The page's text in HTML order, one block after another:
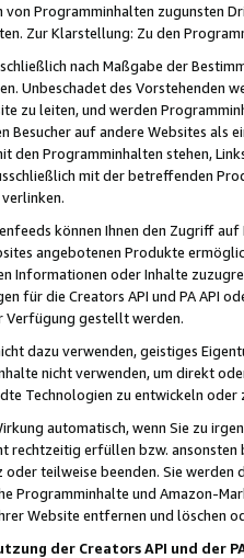
von Programminhalten zugunsten
Zur Klarstellung: Zu den
nach Maßgabe der
Unbeschadet des Vorstehenden
zu leiten, und werden
Besucher auf andere Websites als
den Programminhalten stehen,
mit der betreffenden
können Ihnen den Zugriff
angebotenen Produkte
Informationen oder Inhalte
für die Creators API und PA API
Verfügung gestellt werden.
dazu verwenden, geistiges
nicht verwenden, um direkt
Technologien zu entwickeln
automatisch, wenn Sie zu
erfüllen bzw. ansonsten
teilweise beenden. Sie werden
Programminhalte und Amazon-
Website entfernen und löschen
der Creators API und der